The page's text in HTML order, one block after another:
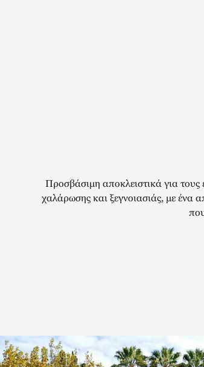
Προσβάσιμη αποκλειστικά για τους
χαλάρωσης και ξεγνοιασιάς, με ένα